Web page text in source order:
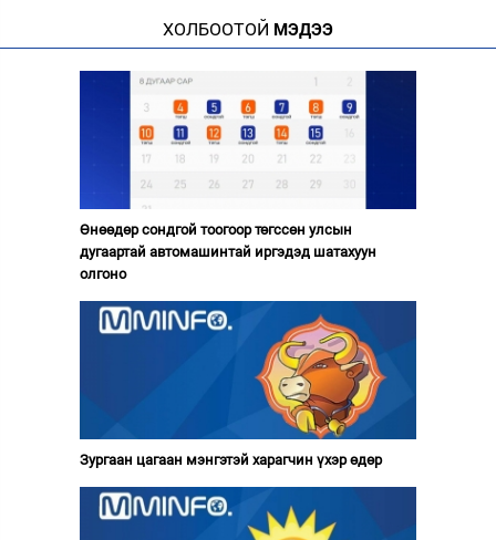
ХОЛБООТОЙ МЭДЭЭ
Өнөөдөр сондгой тоогоор төгссөн улсын
дугаартай автомашинтай иргэдэд шатахуун
олгоно
Зургаан цагаан мэнгэтэй харагчин үхэр өдөр